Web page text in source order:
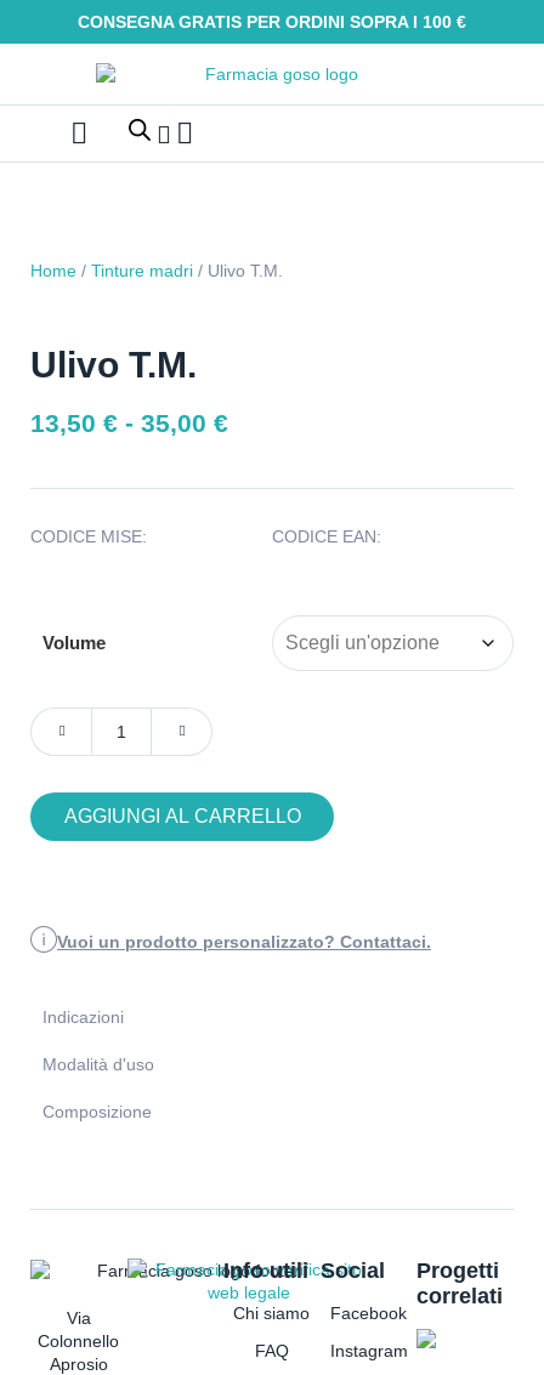
CONSEGNA GRATIS PER ORDINI SOPRA I 100 €
Home / Tinture madri / Ulivo T.M.
Ulivo T.M.
13,50 € - 35,00 €
CODICE MISE: CODICE EAN:
Volume
AGGIUNGI AL CARRELLO
Vuoi un prodotto personalizzato? Contattaci.
Indicazioni
Modalità d'uso
Composizione
Via
Colonnello
Aprosio
Info utili
Chi siamo
FAQ
Social
Facebook
Instagram
Progetti
correlati